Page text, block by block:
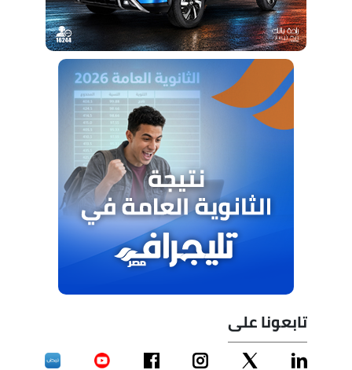
تابعونا على